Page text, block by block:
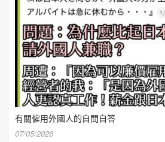
有關僱用外國人的自問自答
07/05/2026